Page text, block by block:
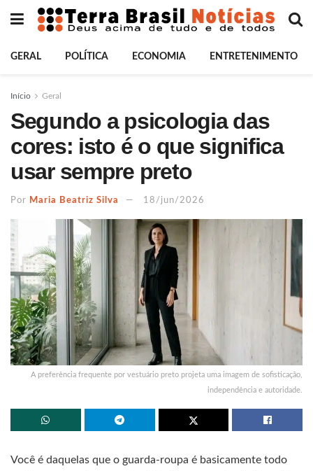
GERAL POLÍTICA ECONOMIA ENTRETENIMENTO
Início Geral
Segundo a psicologia das
cores: isto é o que significa
usar sempre preto
Por Maria Beatriz Silva 18/jun/2026
A preferência frequente por vestuário preto projeta uma imagem de sofisticação,
independência e autoridade.
Você é daquelas que o guarda-roupa é basicamente todo